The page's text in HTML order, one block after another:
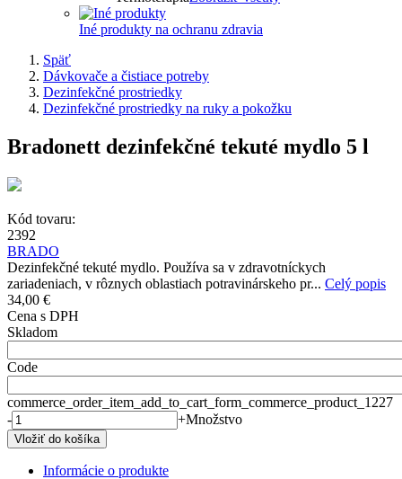
Iné produkty na ochranu zdravia
Späť
Dávkovače a čistiace potreby
Dezinfekčné prostriedky
Dezinfekčné prostriedky na ruky a pokožku
Bradonett dezinfekčné tekuté mydlo 5 l
Kód tovaru:
2392
BRADO
Dezinfekčné tekuté mydlo. Používa sa v zdravotníckych
zariadeniach, v rôznych oblastiach potravinárskeho pr... Celý popis
34,00 €
Cena s DPH
Skladom
Code
commerce_order_item_add_to_cart_form_commerce_product_1227
-
+Množstvo
Informácie o produkte